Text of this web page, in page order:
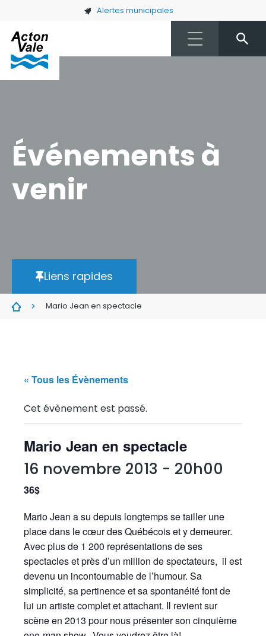
Skip to main content Alertes municipales
Événements à
venir
Liens rapides
Mario Jean en spectacle
« Tous les Évènements
Cet évènement est passé.
Mario Jean en spectacle
16 novembre 2013 - 20h00
36$
Mario Jean a su depuis longtemps se tailler une
place dans le cœur des Québécois et y demeurer.
Avec plus de 1 200 représentations de ses
spectacles et près d’un million de spectateurs, il est
devenu un incontournable de l’humour. Sa
simplicité, sa pertinence et sa spontanéité font de
lui un artiste complet et attachant. Il revient sur
scène en 2013 pour nous présenter son cinquième